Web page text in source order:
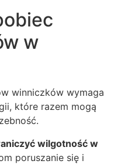
w
winniczków wymaga
które razem mogą
wilgotność w
poruszanie się i